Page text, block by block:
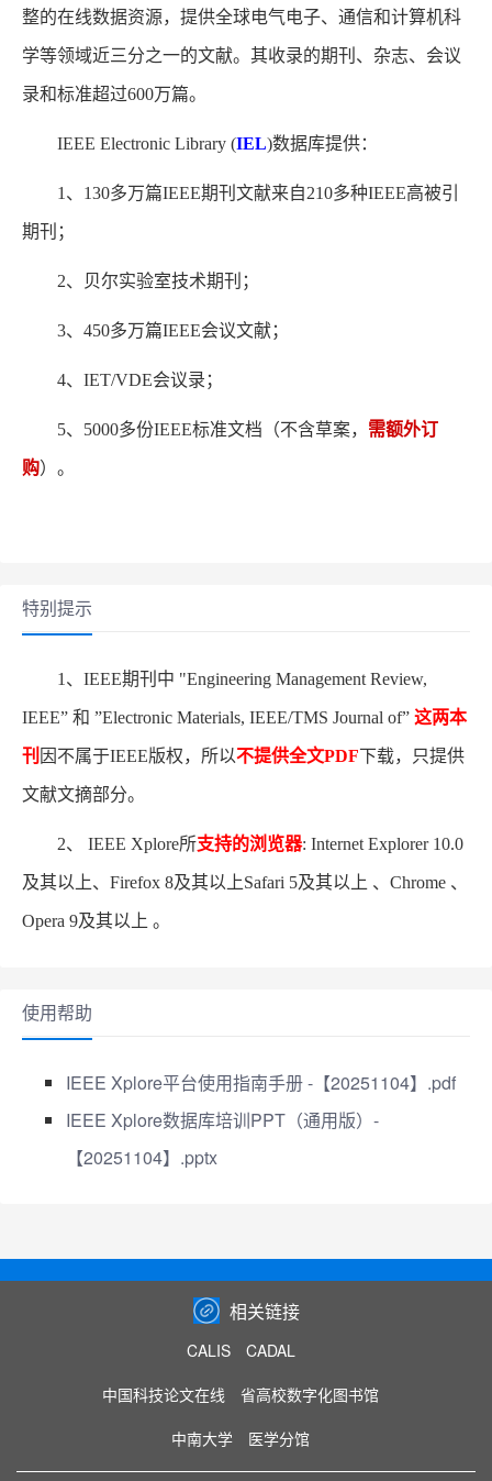
整的在线数据资源，提供全球电气电子、通信和计算机科
学等领域近三分之一的文献。其收录的期刊、杂志、会议
录和标准超过600万篇。
IEEE Electronic Library (IEL)数据库提供：
1、130多万篇IEEE期刊文献来自210多种IEEE高被引
期刊；
2、贝尔实验室技术期刊；
3、450多万篇IEEE会议文献；
4、IET/VDE会议录；
5、5000多份IEEE标准文档（不含草案， 需额外订
购）。
特别提示
1、IEEE期刊中 "Engineering Management Review,
IEEE” 和 ”Electronic Materials, IEEE/TMS Journal of” 这两本
刊 因不属于IEEE版权，所以不提供全文PDF下载，只提供
文献文摘部分。
2、 IEEE Xplore所支持的浏览器: Internet Explorer 10.0
及其以上、Firefox 8及其以上Safari 5及其以上 、Chrome 、
Opera 9及其以上 。
使用帮助
IEEE Xplore平台使用指南手册 -【20251104】.pdf
IEEE Xplore数据库培训PPT（通用版）-
【20251104】.pptx
相关链接
CALIS
CADAL
中国科技论文在线
省高校数字化图书馆
中南大学
医学分馆